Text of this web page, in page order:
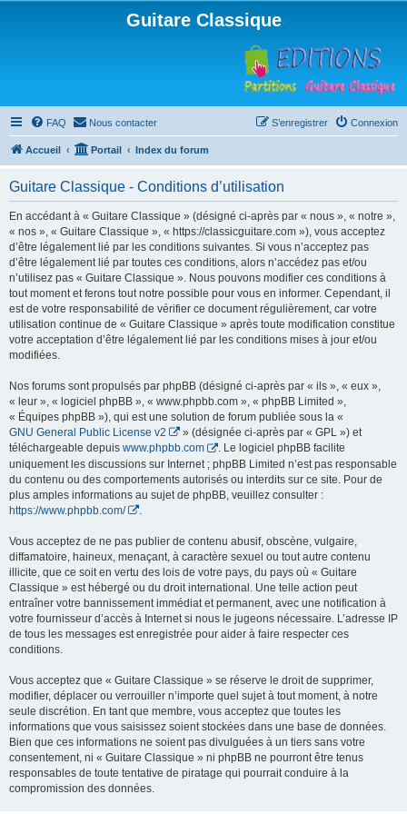
Guitare Classique
FAQ Nous contacter Connexion
S’enregistrer
Accueil Portail Index du forum
Guitare Classique - Conditions d’utilisation
En accédant à « Guitare Classique » (désigné ci-après par « nous », « notre »,
« nos », « Guitare Classique », « https://classicguitare.com »), vous acceptez
d’être légalement lié par les conditions suivantes. Si vous n’acceptez pas
d’être légalement lié par toutes ces conditions, alors n’accédez pas et/ou
n’utilisez pas « Guitare Classique ». Nous pouvons modifier ces conditions à
tout moment et ferons tout notre possible pour vous en informer. Cependant, il
est de votre responsabilité de vérifier ce document régulièrement, car votre
utilisation continue de « Guitare Classique » après toute modification constitue
votre acceptation d’être légalement lié par les conditions mises à jour et/ou
modifiées.
Nos forums sont propulsés par phpBB (désigné ci-après par « ils », « eux »,
« leur », « logiciel phpBB », « www.phpbb.com », « phpBB Limited »,
« Équipes phpBB »), qui est une solution de forum publiée sous la «
GNU General Public License v2
» (désignée ci-après par « GPL ») et
téléchargeable depuis www.phpbb.com
. Le logiciel phpBB facilite
uniquement les discussions sur Internet ; phpBB Limited n’est pas responsable
du contenu ou des comportements autorisés ou interdits sur ce site. Pour de
plus amples informations au sujet de phpBB, veuillez consulter :
https://www.phpbb.com/
Vous acceptez de ne pas publier de contenu abusif, obscène, vulgaire,
diffamatoire, haineux, menaçant, à caractère sexuel ou tout autre contenu
illicite, que ce soit en vertu des lois de votre pays, du pays où « Guitare
Classique » est hébergé ou du droit international. Une telle action peut
entraîner votre bannissement immédiat et permanent, avec une notification à
votre fournisseur d’accès à Internet si nous le jugeons nécessaire. L’adresse IP
de tous les messages est enregistrée pour aider à faire respecter ces
conditions.
Vous acceptez que « Guitare Classique » se réserve le droit de supprimer,
modifier, déplacer ou verrouiller n’importe quel sujet à tout moment, à notre
seule discrétion. En tant que membre, vous acceptez que toutes les
informations que vous saisissez soient stockées dans une base de données.
Bien que ces informations ne soient pas divulguées à un tiers sans votre
consentement, ni « Guitare Classique » ni phpBB ne pourront être tenus
responsables de toute tentative de piratage qui pourrait conduire à la
compromission des données.